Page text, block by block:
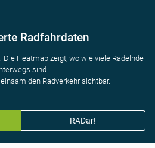
Radfahrdaten
Heatmap zeigt, wo wie viele Radelnde
sind.
den Radverkehr sichtbar.
RADar!